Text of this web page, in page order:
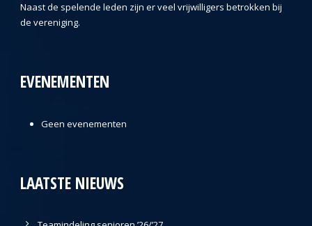
Naast de spelende leden zijn er veel vrijwilligers betrokken bij
de vereniging.
EVENEMENTEN
Geen evenementen
LAATSTE NIEUWS